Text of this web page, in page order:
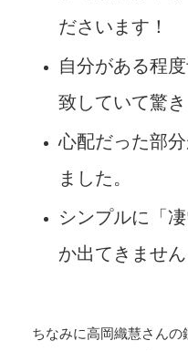
ださいます！
自分がある程
致していて驚き
心配だった部
ました。
シンプルに「
か出てきません
ちなみに高岡織慧さんの